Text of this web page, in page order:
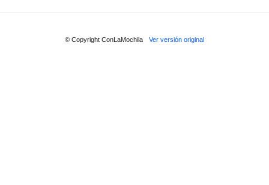
© Copyright ConLaMochila Ver versión original